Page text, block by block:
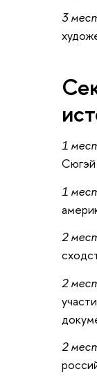
3
1
Сюгэй
1
2
2
2